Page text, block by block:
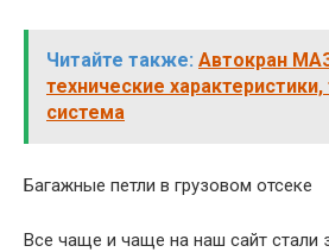
Читайте также: Автокран
технические
система
Багажные петли в грузовом отсеке
Все чаще и чаще на наш сайт стали